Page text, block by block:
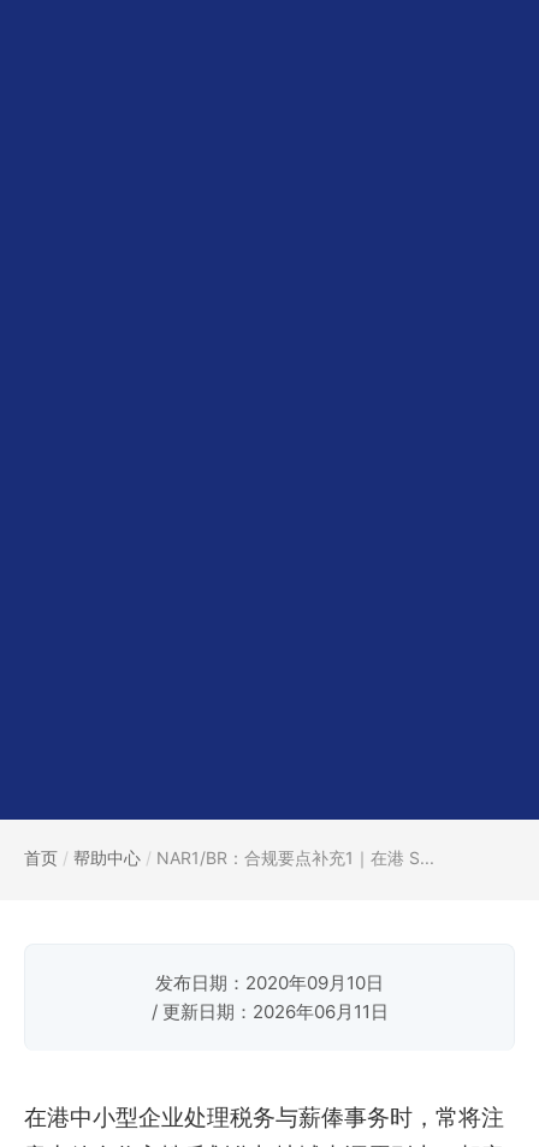
首页 / 帮助中心 / NAR1/BR：合规要点补充1｜在港 S...
发布日期：2020年09月10日
/ 更新日期：2026年06月11日
在港中小型企业处理税务与薪俸事务时，常将注